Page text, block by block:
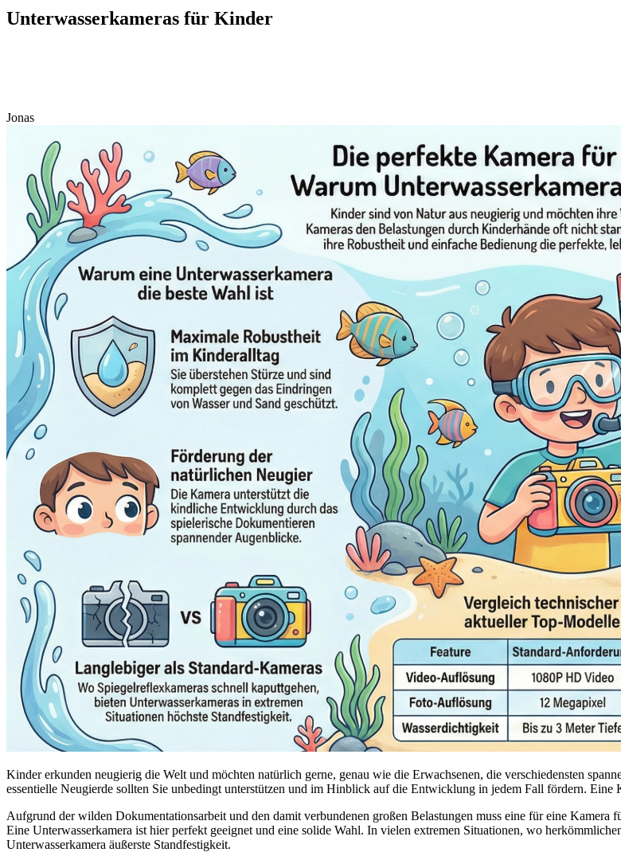
Unterwasserkameras für Kinder
Jonas
Kinder erkunden neugierig die Welt und möchten natürlich gerne, genau wie die Erwachsenen, die verschiedensten
essentielle Neugierde sollten Sie unbedingt unterstützen und im Hinblick auf die Entwicklung in jedem Fall fördern.
Aufgrund der wilden Dokumentationsarbeit und den damit verbundenen großen Belastungen muss eine für eine
Eine Unterwasserkamera ist hier perfekt geeignet und eine solide Wahl. In vielen extremen Situationen, wo
Unterwasserkamera äußerste Standfestigkeit.